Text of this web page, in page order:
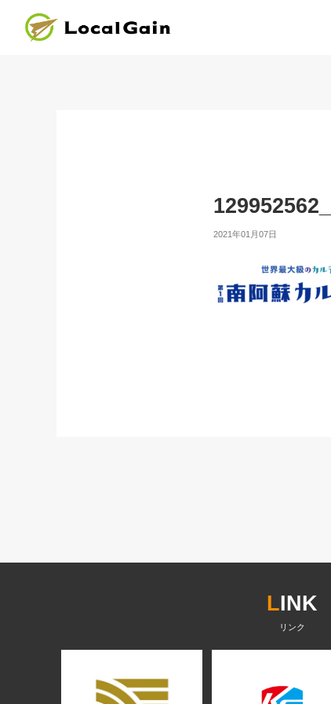
2021年01月07日
LINK